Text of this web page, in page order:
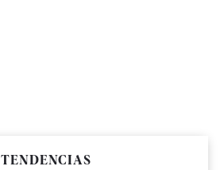
TENDENCIAS